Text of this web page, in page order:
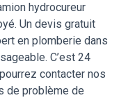
hydrocureur
Un devis gratuit
en plomberie dans
C’est 24
contacter nos
de problème de